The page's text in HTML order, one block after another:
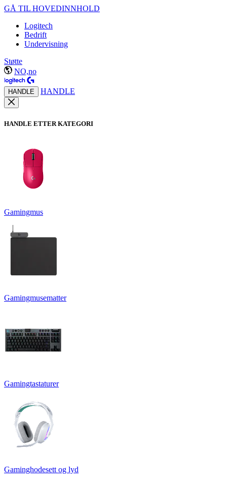
GÅ TIL HOVEDINNHOLD
Logitech
Bedrift
Undervisning
Støtte
NO,no
HANDLE HANDLE
HANDLE ETTER KATEGORI
Gamingmus
Gamingmusematter
Gamingtastaturer
Gaminghodesett og lyd